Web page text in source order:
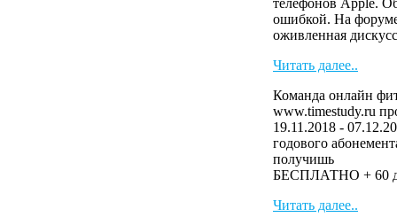
телефонов Apple.
ошибкой. На
оживленная
Читать далее..
Команда онлайн
www.timestudy.ru
19.11.2018 -
годового
БЕСПЛАТНО + 60
Читать далее..